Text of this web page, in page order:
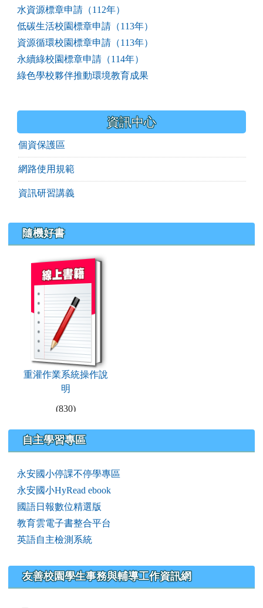
水資源標章申請（112年）
低碳生活校園標章申請（113年）
資源循環校園標章申請（113年）
永續綠校園標章申請（114年）
綠色學校夥伴推動環境教育成果
資訊中心
個資保護區
網路使用規範
資訊研習講義
隨機好書
book:重灌作業系統操作說明
重灌作業系統操作說
明
(830)
右邊區域內容
自主學習專區
永安國小停課不停學專區
永安國小HyRead ebook
國語日報數位精選版
教育雲電子書整合平台
英語自主檢測系統
友善校園學生事務與輔導工作資訊網